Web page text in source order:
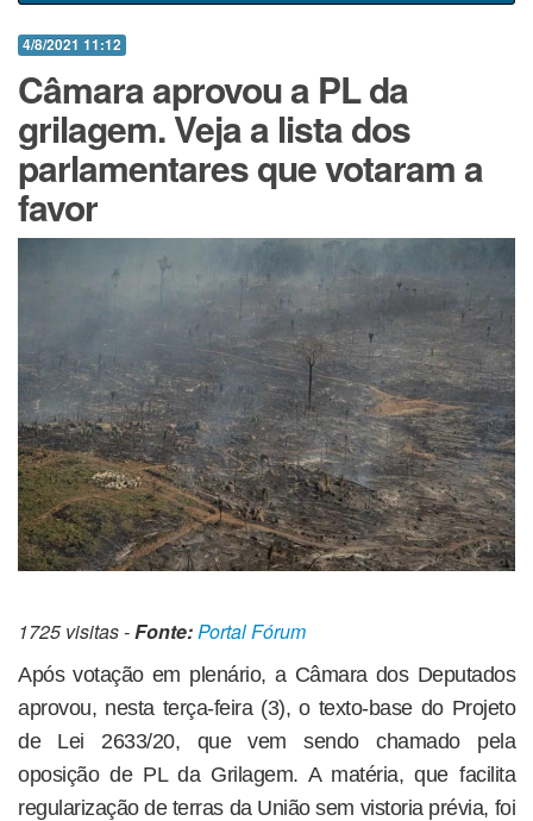
4/8/2021 11:12
Câmara aprovou a PL da
grilagem. Veja a lista dos
parlamentares que votaram a
favor
1725 visitas -Fonte:Portal Fórum
Após votação em plenário, a Câmara dos Deputados
aprovou, nesta terça-feira (3), o texto-base do Projeto
de Lei 2633/20, que vem sendo chamado pela
oposição de PL da Grilagem. A matéria, que facilita
regularização de terras da União sem vistoria prévia, foi